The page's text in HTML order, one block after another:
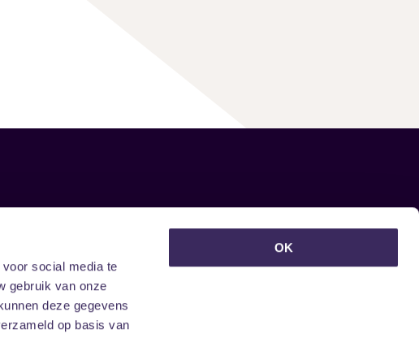
social media te
gebruik van onze
deze gegevens
op basis van
OK
nieuwsbrief ontvangen?